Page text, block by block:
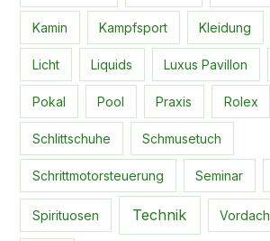
Kamin Kampfsport Kleidung
Licht Liquids Luxus Pavillon
Pokal Pool Praxis Rolex
Schlittschuhe Schmusetuch
Schrittmotorsteuerung Seminar
Spirituosen Technik Vordach